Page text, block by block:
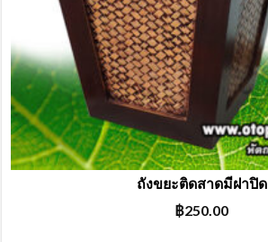
ถังขยะติดสาดมีฝาปิด
฿250.00